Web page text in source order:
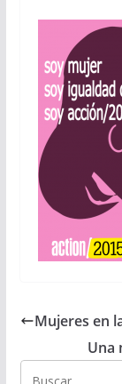
Mujeres en
Una